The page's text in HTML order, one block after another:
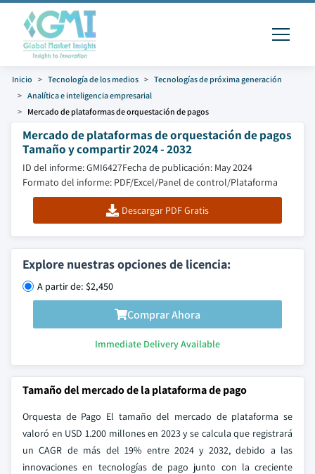
Inicio Tecnología de los medios
Tecnologías de próxima generación
Analítica e inteligencia empresarial
Mercado de plataformas de orquestación de pagos
Mercado de plataformas de orquestación de pagos
Tamaño y compartir 2024 - 2032
ID del informe: GMI6427Fecha de publicación: May 2024
Formato del informe: PDF/Excel/Panel de control/Plataforma
Descargar PDF Gratis
Explore nuestras opciones de licencia:
A partir de: $2,450
Comprar Ahora
Immediate Delivery Available
Tamaño del mercado de la plataforma de pago
Orquesta de Pago El tamaño del mercado de plataforma se
valoró en USD 1.200 millones en 2023 y se calcula que registrará
un CAGR de más del 19% entre 2024 y 2032, debido a las
innovaciones en tecnologías de pago junto con la creciente